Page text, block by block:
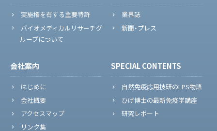
実施権を有する主要特許
バイオメディカルリサーチグ
ループについて
業界誌
新聞・プレス
会社案内
はじめに
会社概要
アクセスマップ
リンク集
SPECIAL CONTENTS
自然免疫応用技研のLPS物語
ひげ博士の最新免疫学講座
研究レポート